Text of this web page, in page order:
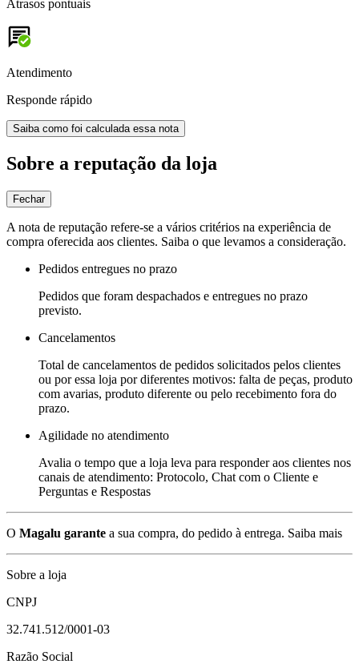
Atrasos pontuais
Atendimento
Responde rápido
Saiba como foi calculada essa nota
Sobre a reputação da loja
Fechar
A nota de reputação refere-se a vários critérios na experiência de
compra oferecida aos clientes. Saiba o que levamos a consideração.
Pedidos entregues no prazo
Pedidos que foram despachados e entregues no prazo
previsto.
Cancelamentos
Total de cancelamentos de pedidos solicitados pelos clientes
ou por essa loja por diferentes motivos: falta de peças, produto
com avarias, produto diferente ou pelo recebimento fora do
prazo.
Agilidade no atendimento
Avalia o tempo que a loja leva para responder aos clientes nos
canais de atendimento: Protocolo, Chat com o Cliente e
Perguntas e Respostas
O Magalu garante a sua compra, do pedido à entrega. Saiba mais
Sobre a loja
CNPJ
32.741.512/0001-03
Razão Social